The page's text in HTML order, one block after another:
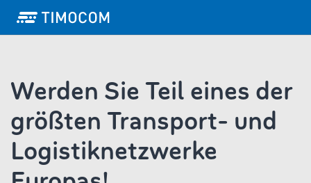
Werden Sie Teil eines der
größten Transport- und
Logistiknetzwerke